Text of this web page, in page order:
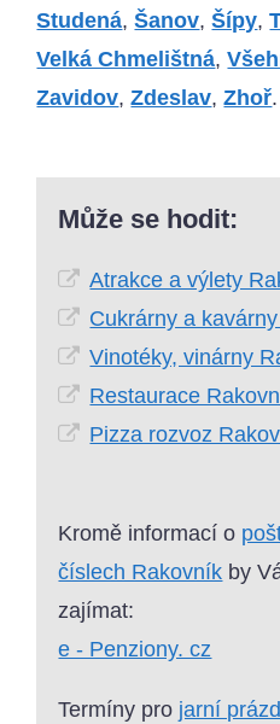
Studená,Šanov,Šípy,
Velká Chmelištná,
Zavidov,Zdeslav,Zhoř.
Může se hodit:
Atrakce a výlety
Cukrárny a
Vinotéky, vinárny
Restaurace
Pizza rozvoz
Kromě informací o
číslech Rakovník by
zajímat:
e - Penziony. cz
Termíny pro jarní